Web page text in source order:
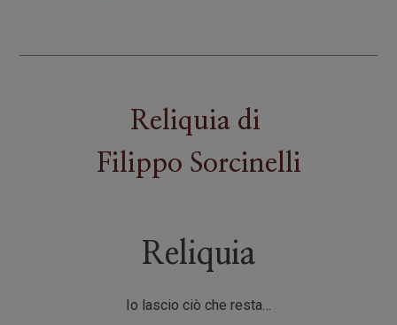
Reliquiadi
Filippo Sorcinelli
Reliquia
Io lascio ciò che resta…